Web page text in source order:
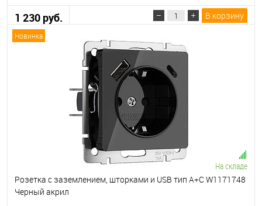
1 230 руб. В корзину
Новинка
На складе
Розетка с заземлением, шторками и USB тип A+C W1171748
Черный акрил